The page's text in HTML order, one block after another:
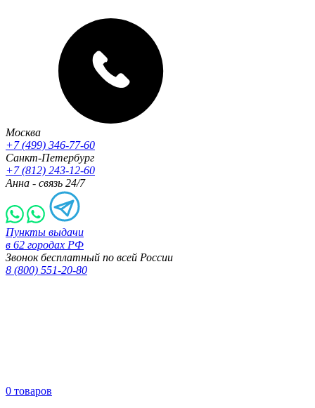
Москва
+7 (499) 346-77-60
Санкт-Петербург
+7 (812) 243-12-60
Анна - связь 24/7
Пункты выдачи
в 62 городах РФ
Звонок бесплатный по всей России
8 (800) 551-20-80
0 товаров